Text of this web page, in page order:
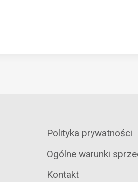
Polityka prywatności
Ogólne warunki
Kontakt